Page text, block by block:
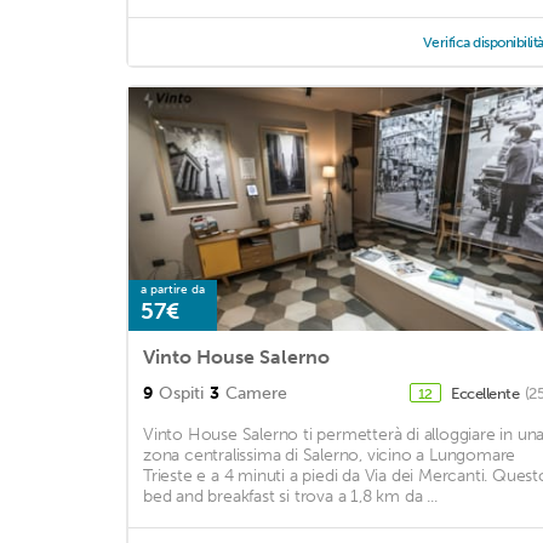
Verifica disponibilità
a partire da
57€
Vinto House Salerno
9 Ospiti 3 Camere 12 Eccellente
Vinto House Salerno ti permetterà di alloggiare in
zona centralissima di Salerno, vicino a Lungomare
Trieste e a 4 minuti a piedi da Via dei Mercanti.
bed and breakfast si trova a 1,8 km da ...